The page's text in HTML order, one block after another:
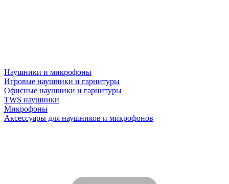
Наушники и микрофоны
Игровые наушники и гарнитуры
Офисные наушники и гарнитуры
TWS наушники
Микрофоны
Аксессуары для наушников и микрофонов